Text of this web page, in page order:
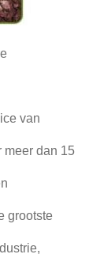
van
meer dan 15
grootste